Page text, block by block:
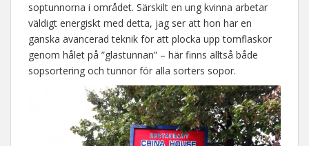
soptunnorna i området. Särskilt en ung kvinna arbetar
väldigt energiskt med detta, jag ser att hon har en
ganska avancerad teknik för att plocka upp tomflaskor
genom hålet på ”glastunnan” – här finns alltså både
sopsortering och tunnor för alla sorters sopor.